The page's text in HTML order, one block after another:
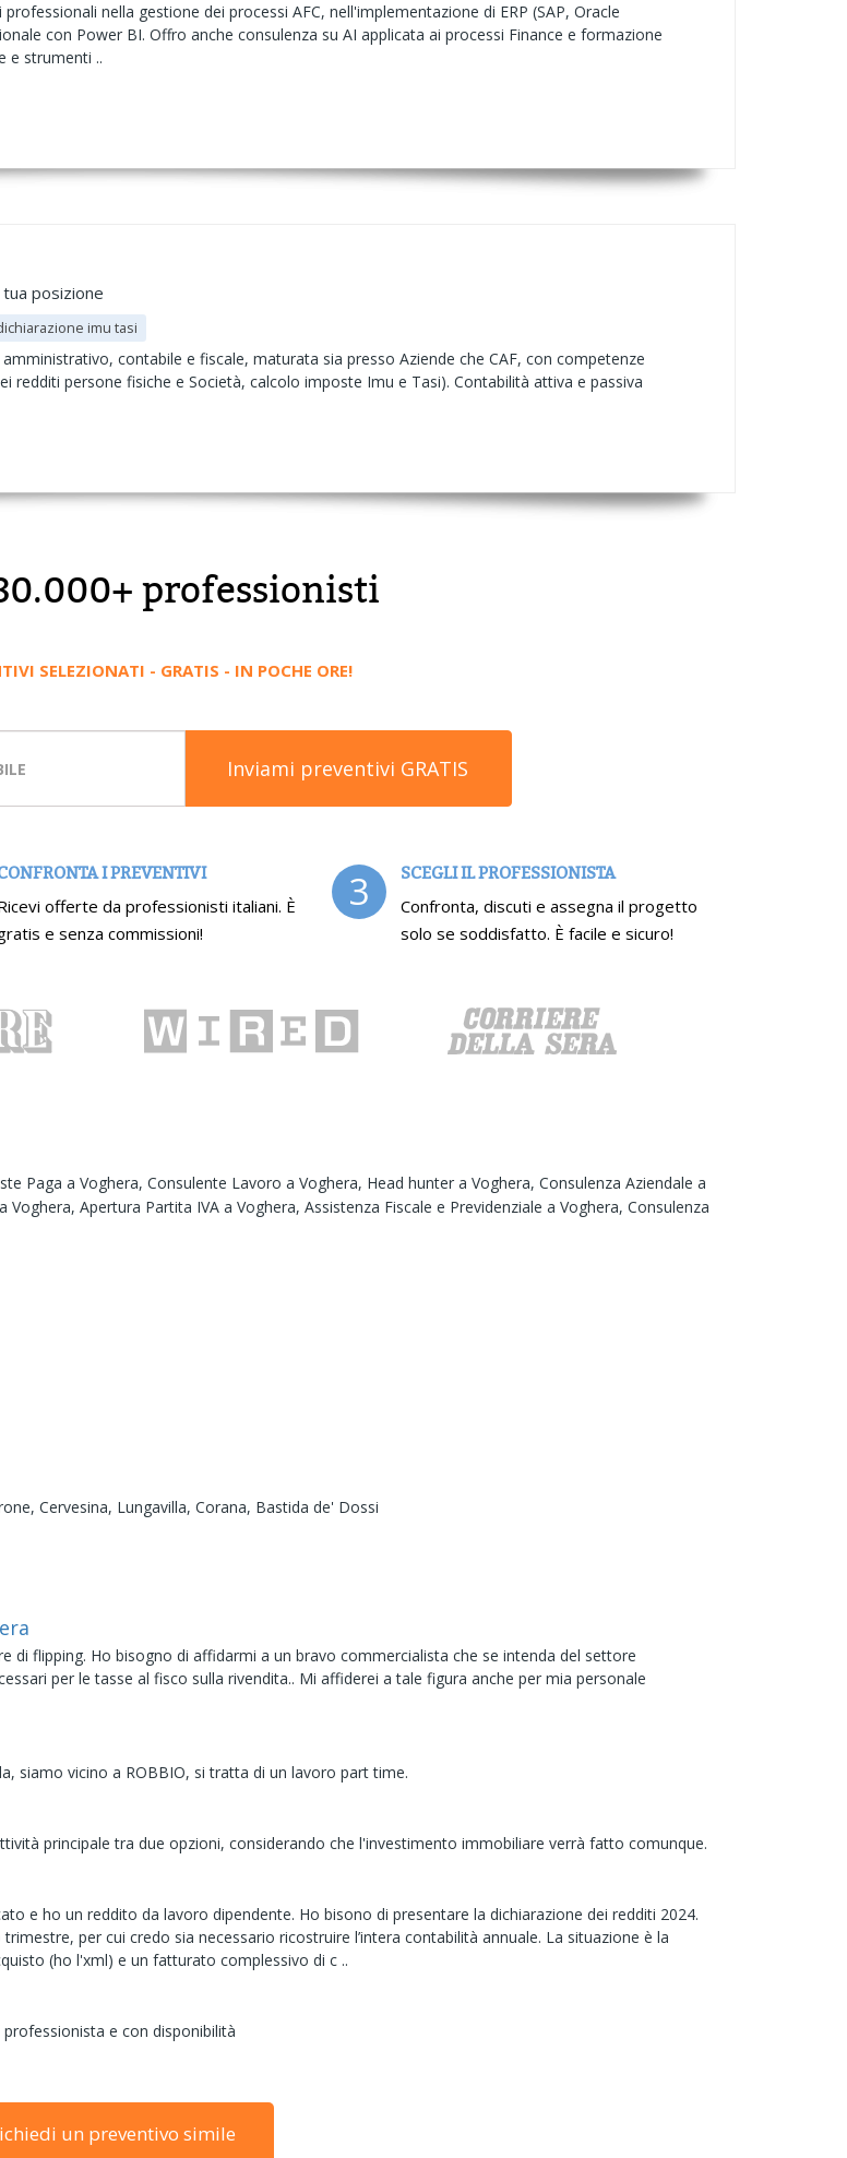
nella gestione dei processi AFC, nell'implementazione di ERP (SAP, Oracle
con Power BI. Offro anche consulenza su AI applicata ai processi Finance e formazione
e strumenti ..
tua posizione
imu tasi
contabile e fiscale, maturata sia presso Aziende che CAF, con competenze
redditi persone fisiche e Società, calcolo imposte Imu e Tasi). Contabilità attiva e passiva
professionisti
SELEZIONATI - GRATIS - IN POCHE ORE!
Inviami preventivi GRATIS
I PREVENTIVI
offerte da professionisti italiani. È
e senza commissioni!
3 SCEGLI IL PROFESSIONISTA
Confronta, discuti e assegna il progetto
solo se soddisfatto. È facile e sicuro!
Paga a Voghera, Consulente Lavoro a Voghera, Head hunter a Voghera, Consulenza Aziendale a
Voghera, Apertura Partita IVA a Voghera, Assistenza Fiscale e Previdenziale a Voghera, Consulenza
Cervesina, Lungavilla, Corana, Bastida de' Dossi
flipping. Ho bisogno di affidarmi a un bravo commercialista che se intenda del settore
per le tasse al fisco sulla rivendita.. Mi affiderei a tale figura anche per mia personale
siamo vicino a ROBBIO, si tratta di un lavoro part time.
principale tra due opzioni, considerando che l'investimento immobiliare verrà fatto comunque.
e ho un reddito da lavoro dipendente. Ho bisono di presentare la dichiarazione dei redditi 2024.
per cui credo sia necessario ricostruire l’intera contabilità annuale. La situazione è la
(ho l'xml) e un fatturato complessivo di c ..
e con disponibilità
un preventivo simile